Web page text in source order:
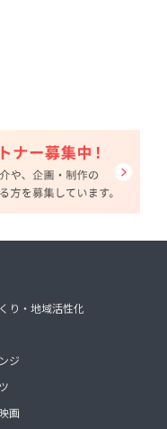
り・地域活性化
ジ
画